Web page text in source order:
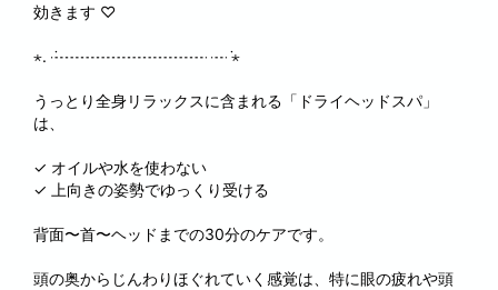
効きます ♡
⋆. ݁┈┈┈┈┈┈┈┈┈┈ ┈ ݁⋆
うっとり全身リラックスに含まれる「ドライヘッドスパ」
は、
✓ オイルや水を使わない
✓ 上向きの姿勢でゆっくり受ける
背面〜首〜ヘッドまでの30分のケアです。
頭の奥からじんわりほぐれていく感覚は、特に眼の疲れや頭